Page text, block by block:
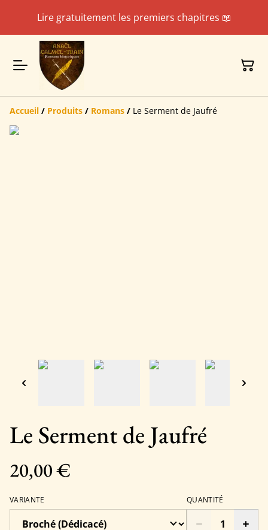
Lire gratuitement les premiers chapitres 📖
Accueil / Produits / Romans / Le Serment de Jaufré
Le Serment de Jaufré
20,00 €
VARIANTE QUANTITÉ